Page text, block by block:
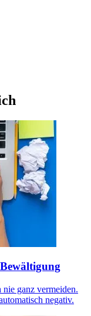
nie ganz vermeiden.
negativ.